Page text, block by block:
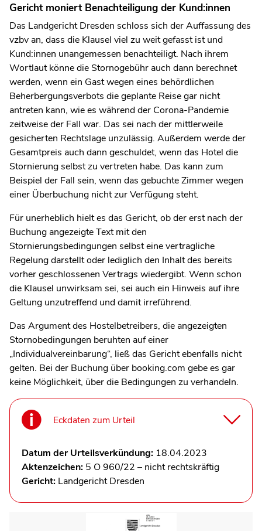
Gericht moniert Benachteiligung der Kund:innen
Das Landgericht Dresden schloss sich der Auffassung des
vzbv an, dass die Klausel viel zu weit gefasst ist und
Kund:innen unangemessen benachteiligt. Nach ihrem
Wortlaut könne die Stornogebühr auch dann berechnet
werden, wenn ein Gast wegen eines behördlichen
Beherbergungsverbots die geplante Reise gar nicht
antreten kann, wie es während der Corona-Pandemie
zeitweise der Fall war. Das sei nach der mittlerweile
gesicherten Rechtslage unzulässig. Außerdem werde der
Gesamtpreis auch dann geschuldet, wenn das Hotel die
Stornierung selbst zu vertreten habe. Das kann zum
Beispiel der Fall sein, wenn das gebuchte Zimmer wegen
einer Überbuchung nicht zur Verfügung steht.
Für unerheblich hielt es das Gericht, ob der erst nach der
Buchung angezeigte Text mit den
Stornierungsbedingungen selbst eine vertragliche
Regelung darstellt oder lediglich den Inhalt des bereits
vorher geschlossenen Vertrags wiedergibt. Wenn schon
die Klausel unwirksam sei, sei auch ein Hinweis auf ihre
Geltung unzutreffend und damit irreführend.
Das Argument des Hostelbetreibers, die angezeigten
Stornobedingungen beruhten auf einer
„Individualvereinbarung“, ließ das Gericht ebenfalls nicht
gelten. Bei der Buchung über booking.com gebe es gar
keine Möglichkeit, über die Bedingungen zu verhandeln.
Eckdaten zum Urteil
Datum der Urteilsverkündung: 18.04.2023
Aktenzeichen: 5 O 960/22 – nicht rechtskräftig
Gericht: Landgericht Dresden